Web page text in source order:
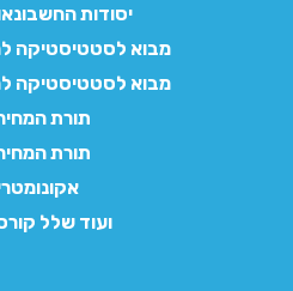
יסודות החשבונאות
מבוא לסטטיסטיקה
מבוא לסטטיסטיקה
תורת
תורת
ועוד שלל